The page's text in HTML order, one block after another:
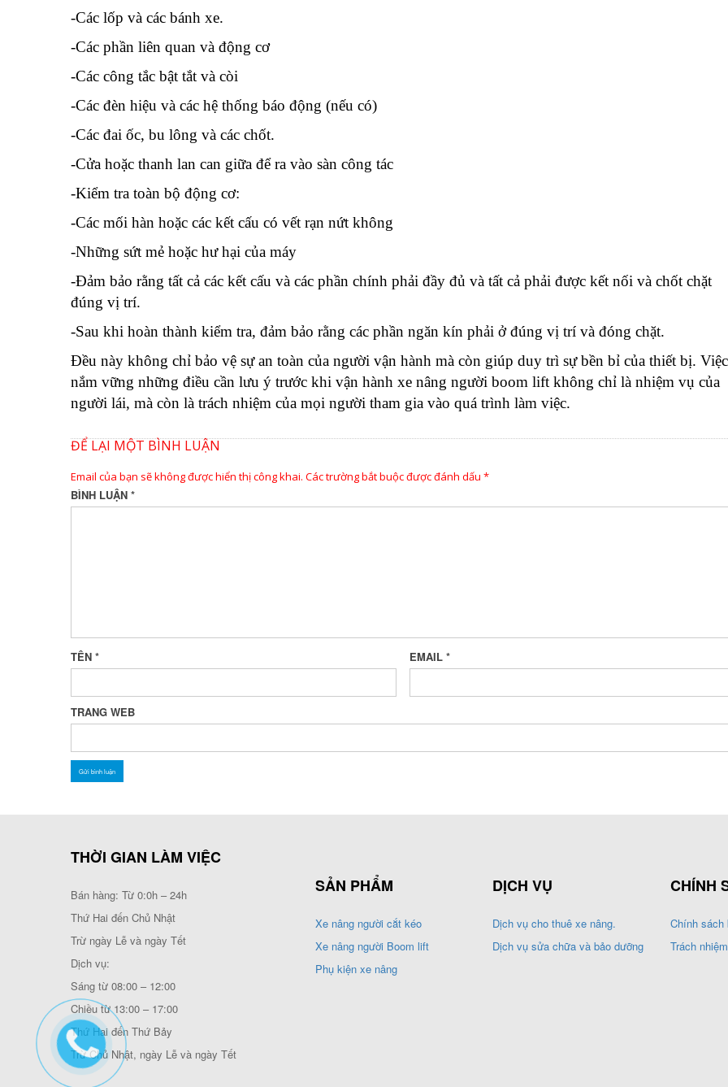
-Các lốp và các bánh xe.
-Các phần liên quan và động cơ
-Các công tắc bật tắt và còi
-Các đèn hiệu và các hệ thống báo động (nếu có)
-Các đai ốc, bu lông và các chốt.
-Cửa hoặc thanh lan can giữa để ra vào sàn công tác
-Kiểm tra toàn bộ động cơ:
-Các mối hàn hoặc các kết cấu có vết rạn nứt không
-Những sứt mẻ hoặc hư hại của máy
-Đảm bảo rằng tất cả các kết cấu và các phần chính phải đầy đủ và tất cả phải được kết nối và chốt chặt
đúng vị trí.
-Sau khi hoàn thành kiểm tra, đảm bảo rằng các phần ngăn kín phải ở đúng vị trí và đóng chặt.
Đều này không chỉ bảo vệ sự an toàn của người vận hành mà còn giúp duy trì sự bền bỉ của thiết bị. Việc
nắm vững những điều cần lưu ý trước khi vận hành xe nâng người boom lift không chỉ là nhiệm vụ của
người lái, mà còn là trách nhiệm của mọi người tham gia vào quá trình làm việc.
ĐỂ LẠI MỘT BÌNH LUẬN
Email của bạn sẽ không được hiển thị công khai. Các trường bắt buộc được đánh dấu *
BÌNH LUẬN *
TÊN * EMAIL *
TRANG WEB
THỜI GIAN LÀM VIỆC
Bán hàng: Từ 0:0h – 24h
Thứ Hai đến Chủ Nhật
Trừ ngày Lễ và ngày Tết
Dịch vụ:
Sáng từ 08:00 – 12:00
Chiều từ 13:00 – 17:00
Thứ Hai đến Thứ Bảy
Trừ Chủ Nhật, ngày Lễ và ngày Tết
SẢN PHẨM
Xe nâng người cắt kéo
Xe nâng người Boom lift
Phụ kiện xe nâng
DỊCH VỤ
Dịch vụ cho thuê xe nâng.
Dịch vụ sửa chữa và bảo dưỡng
CHÍNH
Chính sách
Trách